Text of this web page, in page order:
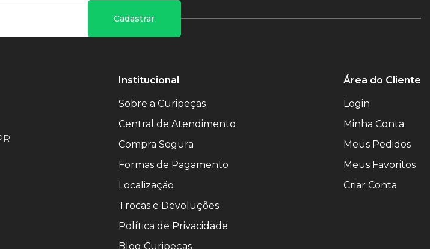
Cadastrar
Institucional
Sobre a Curipeças
Central de Atendimento
Compra Segura
Formas de Pagamento
Localização
Trocas e Devoluções
Política de Privacidade
Blog Curipeças
Área do Cliente
Login
Minha Conta
Meus Pedidos
Meus Favoritos
Criar Conta